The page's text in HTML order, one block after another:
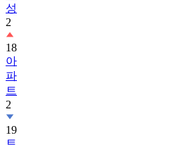
성
2
18
아
파
트
2
19